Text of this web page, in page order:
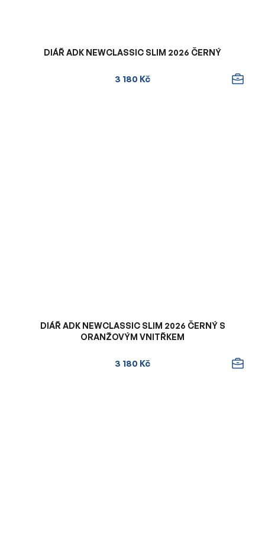
DIÁŘ ADK NEWCLASSIC SLIM 2026 ČERNÝ
3 180 Kč
DIÁŘ ADK NEWCLASSIC SLIM 2026 ČERNÝ S
ORANŽOVÝM VNITŘKEM
3 180 Kč